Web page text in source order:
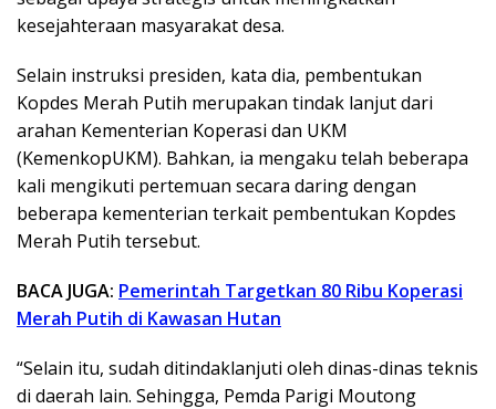
kesejahteraan masyarakat desa.
Selain instruksi presiden, kata dia, pembentukan
Kopdes Merah Putih merupakan tindak lanjut dari
arahan Kementerian Koperasi dan UKM
(KemenkopUKM). Bahkan, ia mengaku telah beberapa
kali mengikuti pertemuan secara daring dengan
beberapa kementerian terkait pembentukan Kopdes
Merah Putih tersebut.
BACA JUGA: Pemerintah Targetkan 80 Ribu Koperasi
Merah Putih di Kawasan Hutan
“Selain itu, sudah ditindaklanjuti oleh dinas-dinas teknis
di daerah lain. Sehingga, Pemda Parigi Moutong